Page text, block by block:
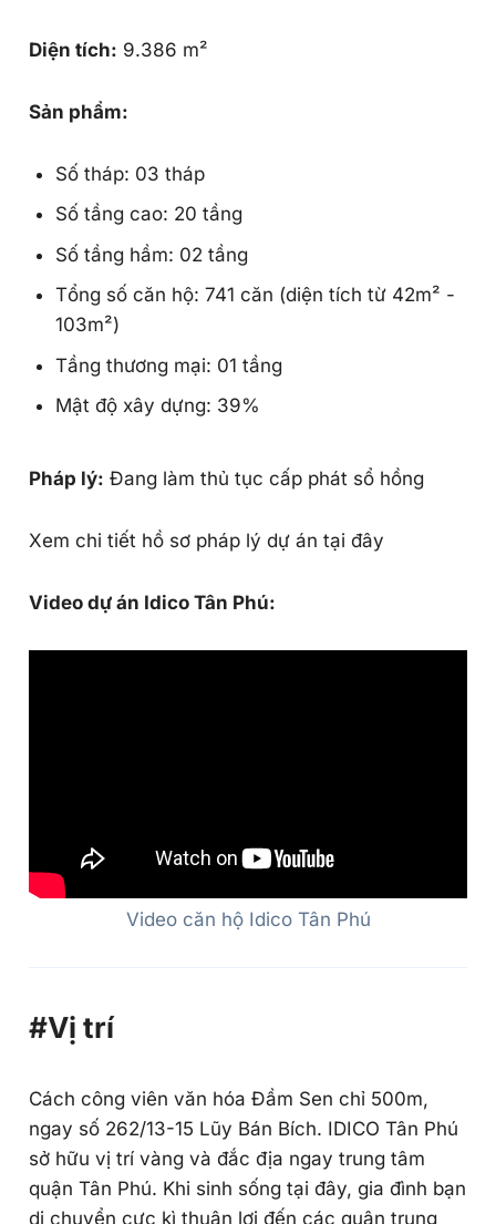
Diện tích: 9.386 m²
Sản phẩm:
Số tháp: 03 tháp
Số tầng cao: 20 tầng
Số tầng hầm: 02 tầng
Tổng số căn hộ: 741 căn (diện tích từ 42m² -
103m²)
Tầng thương mại: 01 tầng
Mật độ xây dựng: 39%
Pháp lý: Đang làm thủ tục cấp phát sổ hồng
Xem chi tiết hồ sơ pháp lý dự án tại đây
Video dự án Idico Tân Phú:
Video căn hộ Idico Tân Phú
#Vị trí
Cách công viên văn hóa Đầm Sen chỉ 500m,
ngay số 262/13-15 Lũy Bán Bích. IDICO Tân Phú
sở hữu vị trí vàng và đắc địa ngay trung tâm
quận Tân Phú. Khi sinh sống tại đây, gia đình bạn
di chuyển cực kì thuận lợi đến các quận trung